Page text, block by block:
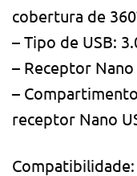
cobertura de
– Tipo de USB:
– Receptor Nano
–
receptor Nano
Compatibilidade: